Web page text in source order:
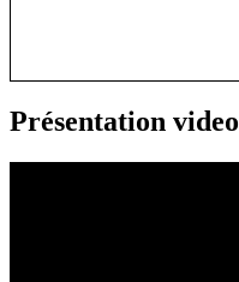
Présentation video